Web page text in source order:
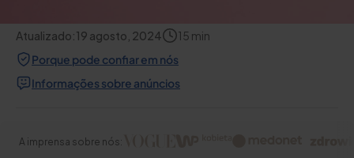
Atualizado:19 agosto, 2024 15 min
Porque pode confiar em nós
Informações sobre anúncios
A imprensa sobre nós: